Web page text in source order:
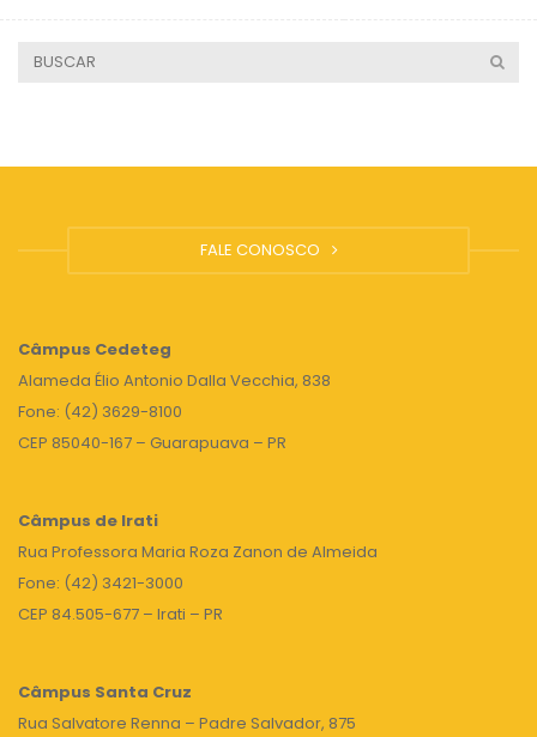
FALE CONOSCO
Câmpus Cedeteg
Alameda Élio Antonio Dalla Vecchia, 838
Fone: (42) 3629-8100
CEP 85040-167 – Guarapuava – PR
Câmpus de Irati
Rua Professora Maria Roza Zanon de Almeida
Fone: (42) 3421-3000
CEP 84.505-677 – Irati – PR
Câmpus Santa Cruz
Rua Salvatore Renna – Padre Salvador, 875